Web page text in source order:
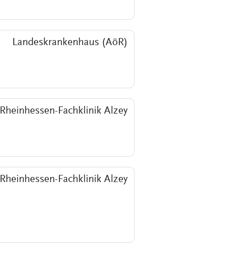
Landeskrankenhaus (AöR)
Rheinhessen-Fachklinik Alzey
Rheinhessen-Fachklinik Alzey